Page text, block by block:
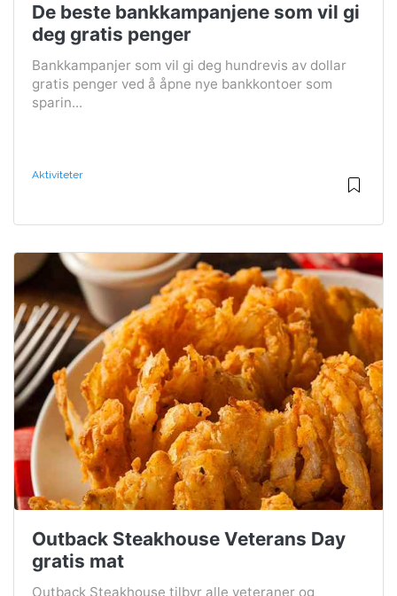
De beste bankkampanjene som vil gi
deg gratis penger
Bankkampanjer som vil gi deg hundrevis av dollar
gratis penger ved å åpne nye bankkontoer som
sparin...
Aktiviteter
Outback Steakhouse Veterans Day
gratis mat
Outback Steakhouse tilbyr alle veteraner og